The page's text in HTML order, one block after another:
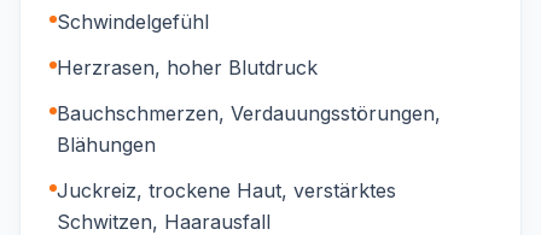
Schwindelgefühl
Herzrasen, hoher Blutdruck
Bauchschmerzen, Verdauungsstörungen,
Blähungen
Juckreiz, trockene Haut, verstärktes
Schwitzen, Haarausfall